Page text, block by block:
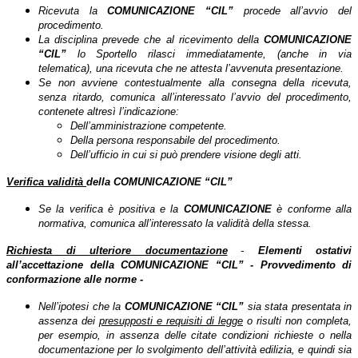
Ricevuta laCOMUNICAZIONE “CIL” procede all’avvio del
procedimento.
La disciplina prevede che al ricevimento della COMUNICAZIONE
“CIL” lo Sportello rilasci immediatamente, (anche in via
telematica), una ricevuta che ne attesta l’avvenuta presentazione.
Se non avviene contestualmente alla consegna della ricevuta,
senza ritardo, comunica all’interessato l’avvio del procedimento,
contenete altresì l’indicazione:
Dell’amministrazione competente.
Della persona responsabile del procedimento.
Dell’ufficio in cui si può prendere visione degli atti.
Verifica validità della COMUNICAZIONE “CIL”
Se la verifica è positiva e la COMUNICAZIONEè conforme alla
normativa, comunica all’interessato la validità della stessa.
Richiesta di ulteriore documentazione - Elementi ostativi
all’accettazione della COMUNICAZIONE
“CIL” - Provvedimento di
conformazione alle norme -
Nell’ipotesi che la COMUNICAZIONE “CIL” sia stata presentata in
assenza dei presupposti e requisiti di legge o risulti non completa,
per esempio, in assenza delle citate condizioni richieste o nella
documentazione per lo svolgimento dell’attività edilizia, e quindi sia